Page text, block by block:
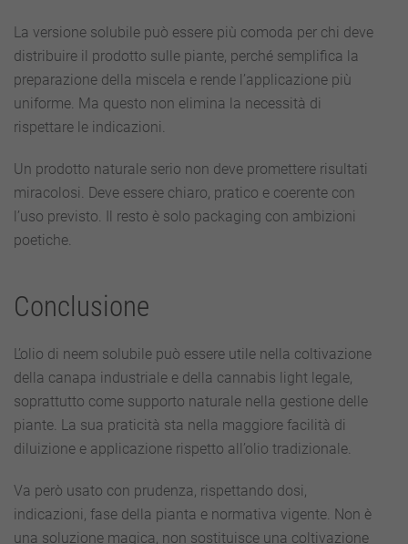
La versione solubile può essere più comoda per chi deve
distribuire il prodotto sulle piante, perché semplifica la
preparazione della miscela e rende l’applicazione più
uniforme. Ma questo non elimina la necessità di
rispettare le indicazioni.
Un prodotto naturale serio non deve promettere risultati
miracolosi. Deve essere chiaro, pratico e coerente con
l’uso previsto. Il resto è solo packaging con ambizioni
poetiche.
Conclusione
L’olio di neem solubile può essere utile nella coltivazione
della canapa industriale e della cannabis light legale,
soprattutto come supporto naturale nella gestione delle
piante. La sua praticità sta nella maggiore facilità di
diluizione e applicazione rispetto all’olio tradizionale.
Va però usato con prudenza, rispettando dosi,
indicazioni, fase della pianta e normativa vigente. Non è
una soluzione magica, non sostituisce una coltivazione